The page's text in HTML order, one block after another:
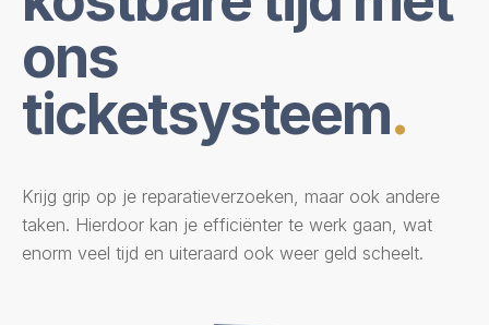
ons
ticketsysteem.
Krijg grip op je reparatieverzoeken, maar ook andere
taken. Hierdoor kan je efficiënter te werk gaan, wat
enorm veel tijd en uiteraard ook weer geld scheelt.